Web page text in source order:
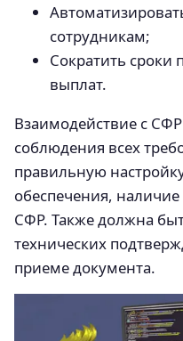
сотрудникам;
Сократить
выплат.
Взаимодействие с
соблюдения всех
правильную
обеспечения,
СФР. Также должна
технических
приеме документа.